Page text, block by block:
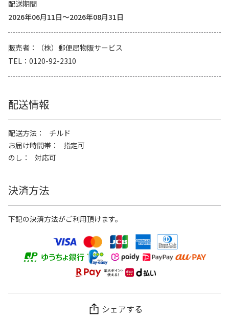
配送期間
2026年06月11日～2026年08月31日
販売者
（株）郵便局物販サービス
TEL
0120-92-2310
配送情報
配送方法
チルド
お届け時間帯
指定可
のし
対応可
決済方法
下記の決済方法がご利用頂けます。
シェアする